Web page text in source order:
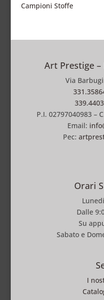
Campioni Stoffe
Art Prestige
Via
P.I. 02797040983 –
Email:
Pec:
Orari
Dalle
Su
Sabato e
I